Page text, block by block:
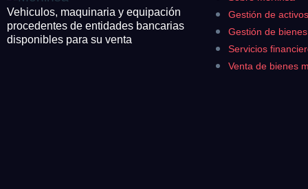
Vehiculos, maquinaria y equipación
procedentes de entidades bancarias
disponibles para su venta
Gestión de activos
Gestión de
Servicios
Venta de bienes
¿Cuánto es 2 +
Importe en €*
¿Cuánto es 2 +
Equipamiento
CONTACTO
926 25 08 86